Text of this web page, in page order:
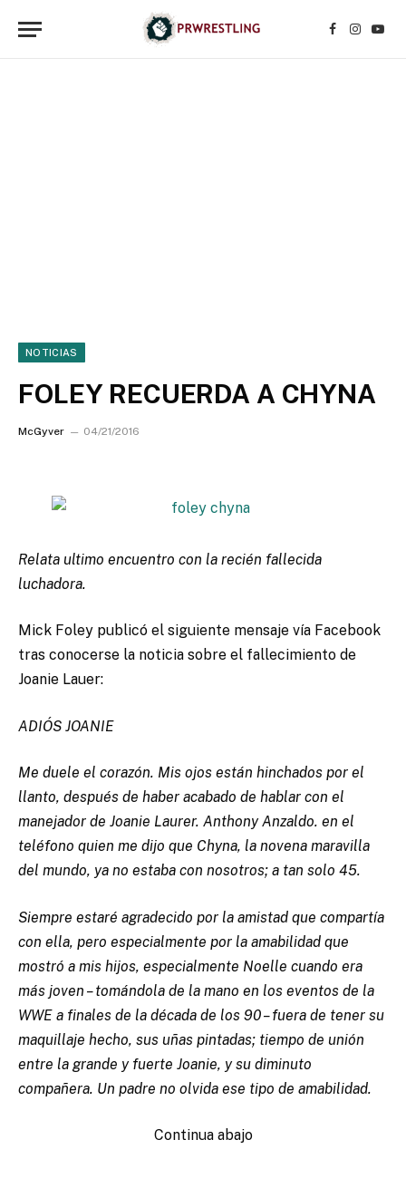
Facebook
NOTICIAS
FOLEY RECUERDA A CHYNA
McGyver 04/21/2016
Relata ultimo encuentro con la recién fallecida
luchadora.
Mick Foley publicó el siguiente mensaje vía Facebook
tras conocerse la noticia sobre el fallecimiento de
Joanie Lauer:
ADIÓS JOANIE
Me duele el corazón. Mis ojos están hinchados por el
llanto, después de haber acabado de hablar con el
manejador de Joanie Laurer. Anthony Anzaldo. en el
teléfono quien me dijo que Chyna, la novena maravilla
del mundo, ya no estaba con nosotros; a tan solo 45.
Siempre estaré agradecido por la amistad que compartía
con ella, pero especialmente por la amabilidad que
mostró a mis hijos, especialmente Noelle cuando era
más joven – tomándola de la mano en los eventos de la
WWE a finales de la década de los 90 – fuera de tener su
maquillaje hecho, sus uñas pintadas; tiempo de unión
entre la grande y fuerte Joanie, y su diminuto
compañera. Un padre no olvida ese tipo de amabilidad.
Continua abajo